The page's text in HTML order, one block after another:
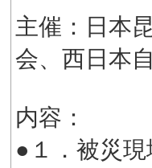
主催：日本
会、西日本
内容：
●１．被災